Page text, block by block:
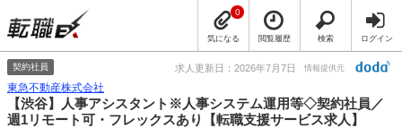
気になる
0
閲覧履歴 検索 ログイン
契約社員 求人更新日：2026年7月7日 情報提供元
東急不動産株式会社
【渋谷】人事アシスタント※人事システム運用等◇契約社員／
週1リモート可・フレックスあり【転職支援サービス求人】